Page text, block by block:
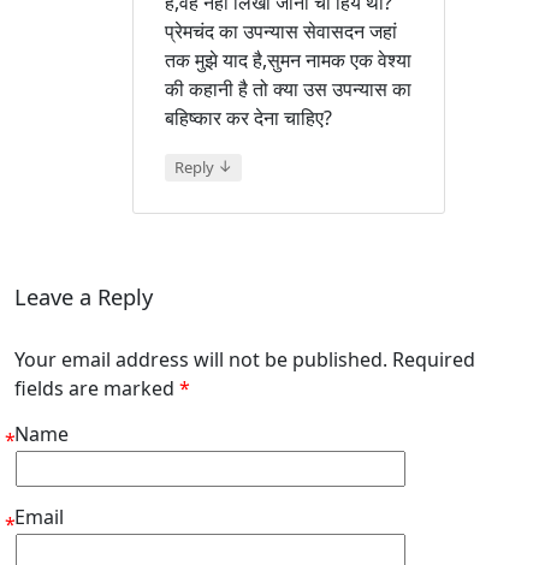
प्रेमचंद का उपन्यास सेवासदन जहां
तक मुझे याद है,सुमन नामक एक वेश्या
की कहानी है तो क्या उस उपन्यास का
बहिष्कार कर देना चाहिए?
Reply ↓
Leave a Reply
Your email address will not be published. Required
fields are marked *
Name
*
Email
*